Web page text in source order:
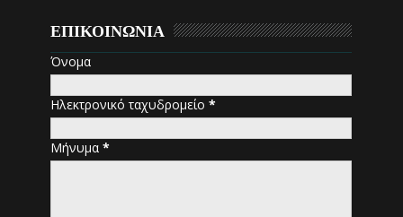
ΕΠΙΚΟΙΝΩΝΙΑ
Όνομα
Ηλεκτρονικό ταχυδρομείο*
Μήνυμα*